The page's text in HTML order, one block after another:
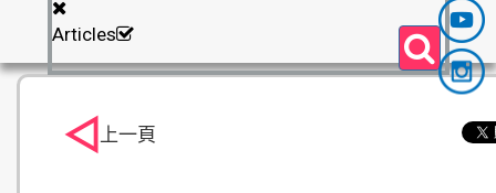
Articles
上一頁